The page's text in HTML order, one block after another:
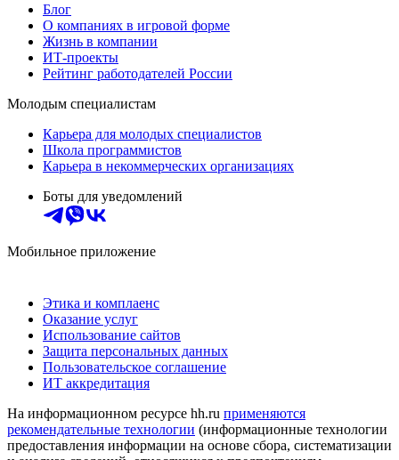
Блог
О компаниях в игровой форме
Жизнь в компании
ИТ-проекты
Рейтинг работодателей России
Молодым специалистам
Карьера для молодых специалистов
Школа программистов
Карьера в некоммерческих организациях
Боты для уведомлений
Мобильное приложение
Этика и комплаенс
Оказание услуг
Использование сайтов
Защита персональных данных
Пользовательское соглашение
ИТ аккредитация
На информационном ресурсе hh.ru применяются
рекомендательные технологии (информационные технологии
предоставления информации на основе сбора, систематизации